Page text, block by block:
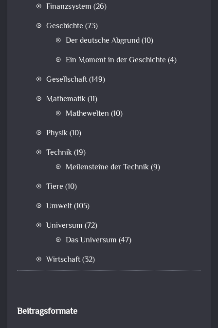
Finanzsystem (26)
Geschichte (73)
Der deutsche Abgrund(10)
Ein Moment in der Geschichte (4)
Gesellschaft(149)
Mathematik(11)
Mathewelten (10)
Physik(10)
Technik(19)
Meilensteine der Technik(9)
Tiere (10)
Umwelt(105)
Universum (72)
Das Universum (47)
Wirtschaft(32)
Beitragsformate